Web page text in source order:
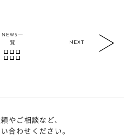
NEWS一
覧
NEXT
やご相談など、
合わせください。